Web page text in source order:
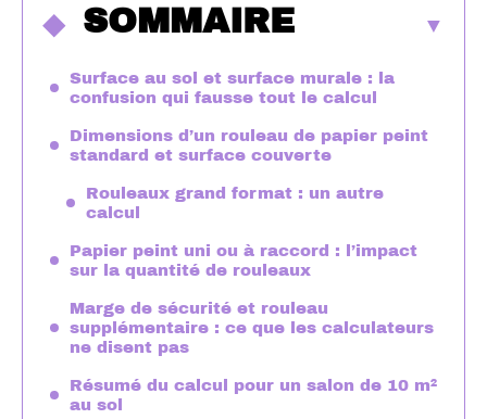
SOMMAIRE
Surface au sol et surface murale : la
confusion qui fausse tout le calcul
Dimensions d’un rouleau de papier peint
standard et surface couverte
Rouleaux grand format : un autre
calcul
Papier peint uni ou à raccord : l’impact
sur la quantité de rouleaux
Marge de sécurité et rouleau
supplémentaire : ce que les calculateurs
ne disent pas
Résumé du calcul pour un salon de 10 m²
au sol